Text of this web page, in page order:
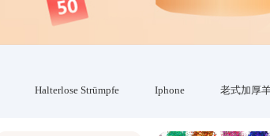
Halterlose Strümpfe Iphone 老式加厚